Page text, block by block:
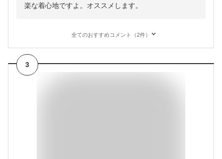
楽な着心地ですよ。オススメします。
全てのおすすめコメント（2件）
3